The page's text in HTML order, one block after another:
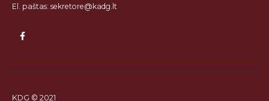
El. paštas: sekretore@kadg.lt
KDG © 2021